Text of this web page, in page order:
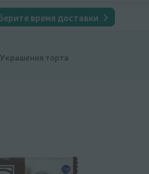
время доставки
Украшения торта